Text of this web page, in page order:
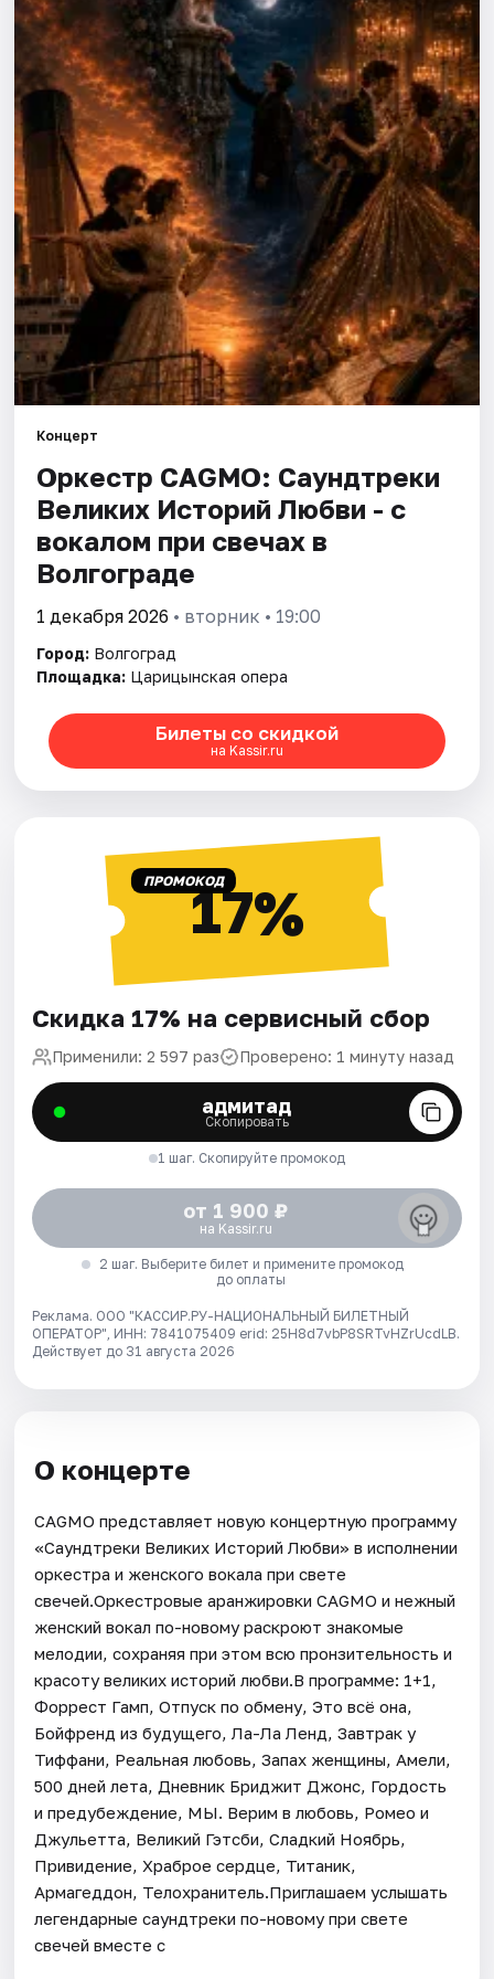
Города
Площадки
Артисты
Рейтинги
Концерт
Оркестр CAGMO: Саундтреки
Великих Историй Любви - с
вокалом при свечах в
Волгограде
1 декабря 2026 • вторник • 19:00
Город: Волгоград
Площадка: Царицынская опера
Билеты со скидкой
на Kassir.ru
ПРОМОКОД17%
Скидка 17% на сервисный сбор
Применили: 2 597 раз Проверено: 1 минуту назад
адмитад
Скопировать
1 шаг. Скопируйте промокод
от 1 900 ₽
на Kassir.ru
2 шаг. Выберите билет и примените промокод
до оплаты
Реклама. ООО "КАССИР.РУ-НАЦИОНАЛЬНЫЙ БИЛЕТНЫЙ
ОПЕРАТОР", ИНН: 7841075409 erid: 25H8d7vbP8SRTvHZrUcdLB.
Действует до 31 августа 2026
О концерте
CAGMO представляет новую концертную программу
«Саундтреки Великих Историй Любви» в исполнении
оркестра и женского вокала при свете
свечей.Оркестровые аранжировки CAGMO и нежный
женский вокал по-новому раскроют знакомые
мелодии, сохраняя при этом всю пронзительность и
красоту великих историй любви.В программе: 1+1,
Форрест Гамп, Отпуск по обмену, Это всё она,
Бойфренд из будущего, Ла-Ла Ленд, Завтрак у
Тиффани, Реальная любовь, Запах женщины, Амели,
500 дней лета, Дневник Бриджит Джонс, Гордость
и предубеждение, МЫ. Верим в любовь, Ромео и
Джульетта, Великий Гэтсби, Сладкий Ноябрь,
Привидение, Храброе сердце, Титаник,
Армагеддон, Телохранитель.Приглашаем услышать
легендарные саундтреки по-новому при свете
свечей вместе с